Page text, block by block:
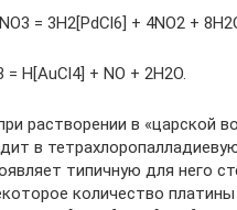
= 3H2[PdCl6] + 4NO2 +
H[AuCl4] + NO + 2H2O.
растворении в «царской
в
типичную для него
количество